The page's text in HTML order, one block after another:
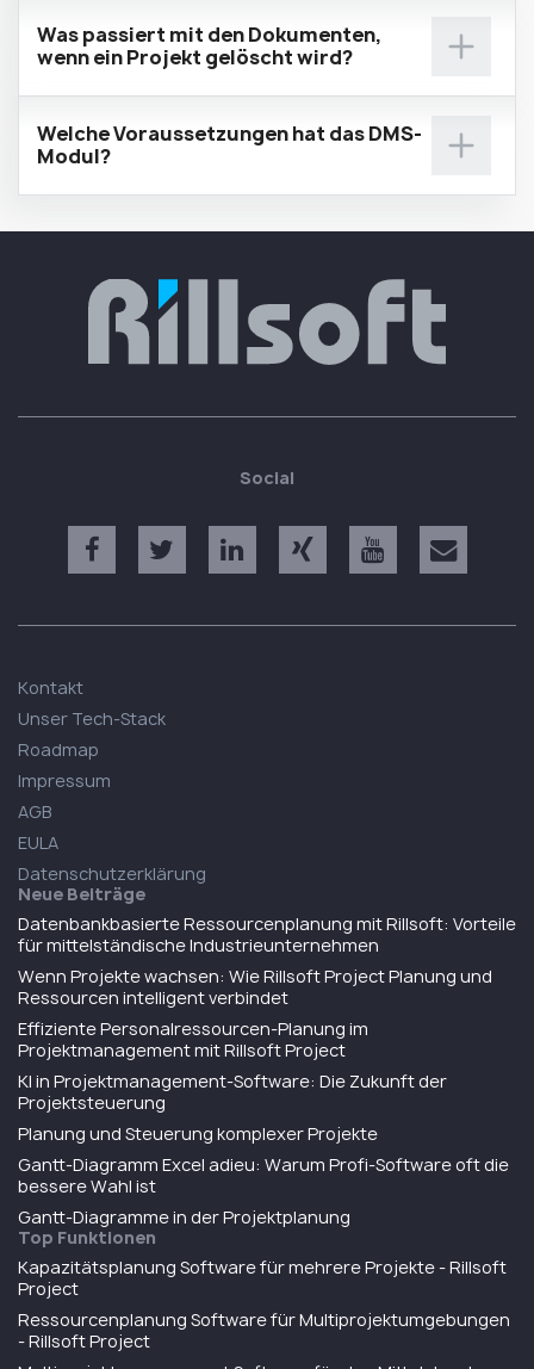
Was passiert mit den Dokumenten,
wenn ein Projekt gelöscht wird?
Welche Voraussetzungen hat das DMS-
Modul?
Social
Kontakt
Unser Tech-Stack
Roadmap
Impressum
AGB
EULA
Datenschutzerklärung
Neue Beiträge
Datenbankbasierte Ressourcenplanung mit Rillsoft: Vorteile
für mittelständische Industrieunternehmen
Wenn Projekte wachsen: Wie Rillsoft Project Planung und
Ressourcen intelligent verbindet
Effiziente Personalressourcen-Planung im
Projektmanagement mit Rillsoft Project
KI in Projektmanagement-Software: Die Zukunft der
Projektsteuerung
Planung und Steuerung komplexer Projekte
Gantt-Diagramm Excel adieu: Warum Profi-Software oft die
bessere Wahl ist
Gantt-Diagramme in der Projektplanung
Top Funktionen
Kapazitätsplanung Software für mehrere Projekte - Rillsoft
Project
Ressourcenplanung Software für Multiprojektumgebungen
- Rillsoft Project